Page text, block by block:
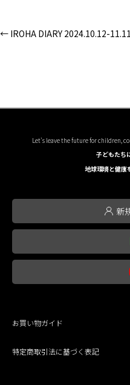
← IROHA DIARY 2024.10.12-
Let's leave the future for children,
子どもたち
地球環境と健康
新
お買い物ガイド
特定商取引法に基づく表記